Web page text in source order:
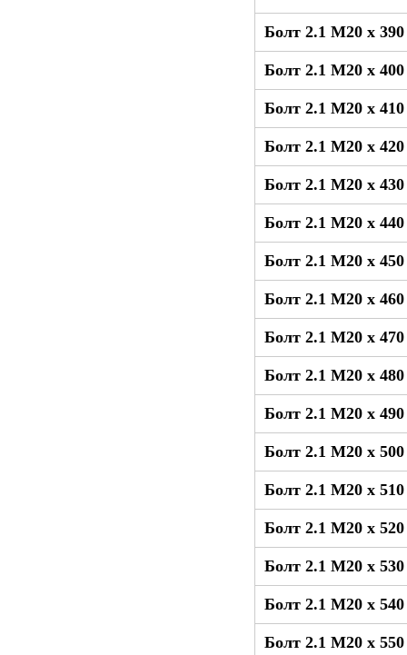
Болт 2.1 М20 x
Болт 2.1 М20 x
Болт 2.1 М20 x
Болт 2.1 М20 x
Болт 2.1 М20 x
Болт 2.1 М20 x
Болт 2.1 М20 x
Болт 2.1 М20 x
Болт 2.1 М20 x
Болт 2.1 М20 x
Болт 2.1 М20 x
Болт 2.1 М20 x
Болт 2.1 М20 x
Болт 2.1 М20 x
Болт 2.1 М20 x
Болт 2.1 М20 x
Болт 2.1 М20 x